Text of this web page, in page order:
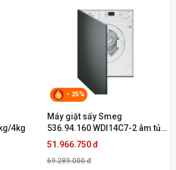
4kg
- 25%
Máy giặt sấy Smeg
536.94.160 WDI14C7-2 âm tủ
7kg/4kg
51.966.750 đ
69.289.000 đ